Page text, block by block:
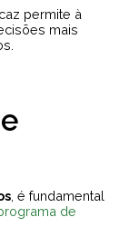
permite à
mais
, é fundamental
de